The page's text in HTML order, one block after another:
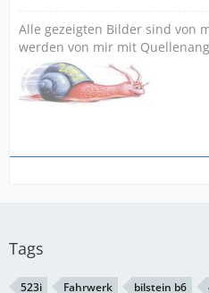
Alle gezeigten Bilder sind von
werden von mir mit
Tags
523i Fahrwerk bilstein b6